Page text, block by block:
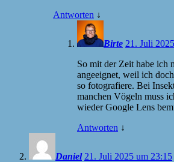
Antworten ↓
Birte 21. Juli
So mit der Zeit habe ich
angeeignet, weil ich
so fotografiere. Bei
manchen Vögeln muss
wieder Google Lens
Antworten ↓
Daniel 21. Juli 2025 um 23:15